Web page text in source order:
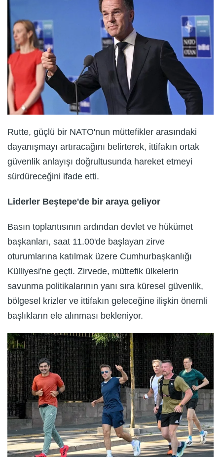
Rutte, güçlü bir NATO'nun müttefikler arasındaki
dayanışmayı artıracağını belirterek, ittifakın ortak
güvenlik anlayışı doğrultusunda hareket etmeyi
sürdüreceğini ifade etti.
Liderler Beştepe'de bir araya geliyor
Basın toplantısının ardından devlet ve hükümet
başkanları, saat 11.00'de başlayan zirve
oturumlarına katılmak üzere Cumhurbaşkanlığı
Külliyesi'ne geçti. Zirvede, müttefik ülkelerin
savunma politikalarının yanı sıra küresel güvenlik,
bölgesel krizler ve ittifakın geleceğine ilişkin önemli
başlıkların ele alınması bekleniyor.